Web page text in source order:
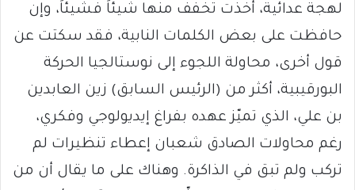
لهجة عدائية، أخذت تخفف منها شيئاً فشيئاً، وإن
حافظت على بعض الكلمات النابية، فقد سكتت عن
قول أخرى، محاولة اللجوء إلى نوستالجيا الحركة
البورقيبية، أكثر من (الرئيس السابق) زين العابدين
بن علي، الذي تميّز عهده بفراغ إيديولوجي وفكري،
رغم محاولات الصادق شعبان إعطاء تنظيرات لم
تركب ولم تبق في الذاكرة. وهناك على ما يقال أن من